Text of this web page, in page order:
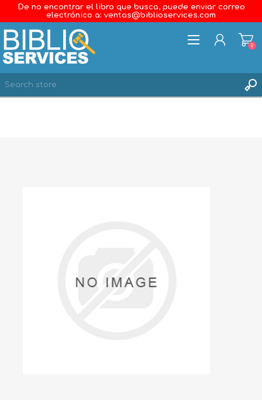
De no encontrar el libro que busca, puede enviar correo
electrónico a: ventas@biblioservices.com
0